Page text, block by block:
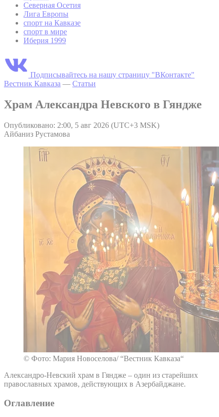
Северная Осетия
Лига Европы
спорт на Кавказе
спорт в мире
Иберия 1999
Подписывайтесь на нашу страницу "ВКонтакте"
Вестник Кавказа — Статьи
Храм Александра Невского в Гяндже
Опубликовано: 2:00, 5 авг 2026 (UTC+3 MSK)
Айбаниз Рустамова
© Фото: Мария Новоселова/ “Вестник Кавказа“
Александро-Невский храм в Гяндже – один из старейших
православных храмов, действующих в Азербайджане.
Оглавление